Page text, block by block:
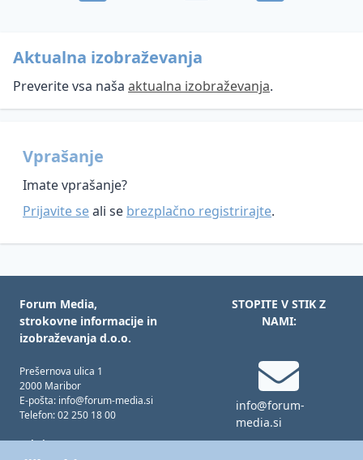
Aktualna izobraževanja
Preverite vsa naša aktualna izobraževanja.
Vprašanje
Imate vprašanje?
Prijavite seali se brezplačno registrirajte.
Forum Media,
strokovne informacije in
izobraževanja d.o.o.
Prešernova ulica 1
2000 Maribor
E-pošta: info@forum-media.si
Telefon: 02 250 18 00
Tukaj smo za vas!
STOPITE V STIK Z
NAMI:
info@forum-
media.si